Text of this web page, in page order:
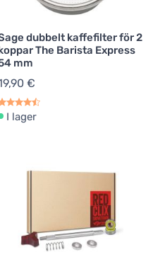
dubbelt kaffefilter för 2
The Barista Express
mm
€
I lager